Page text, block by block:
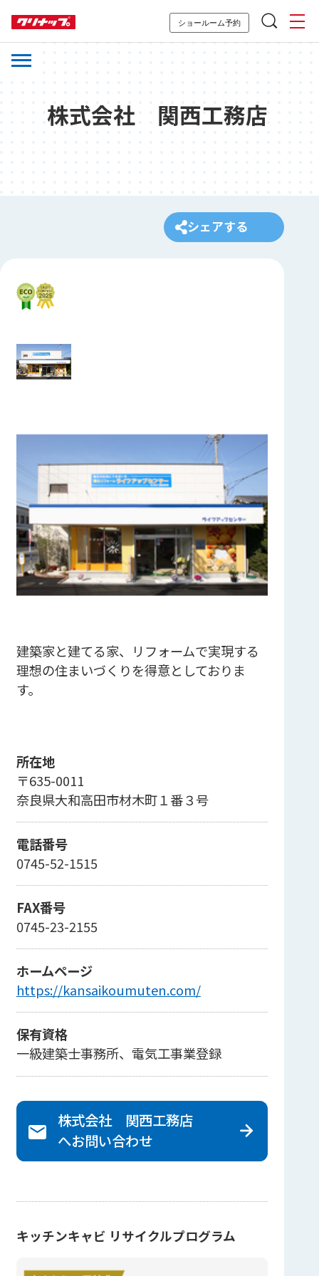
ショールーム予約
株式会社 関西工務店
シェアする
建築家と建てる家、リフォームで実現する
理想の住まいづくりを得意としておりま
す。
所在地
〒635-0011
奈良県大和高田市材木町１番３号
電話番号
0745-52-1515
FAX番号
0745-23-2155
ホームページ
https://kansaikoumuten.com/
保有資格
一級建築士事務所、電気工事業登録
株式会社 関西工務店
へお問い合わせ
キッチンキャビ リサイクルプログラム